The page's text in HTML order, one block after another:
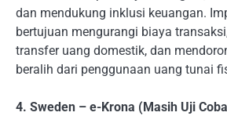
dan mendukung inklusi keuangan.
bertujuan mengurangi biaya
transfer uang domestik, dan
beralih dari penggunaan uang tunai
4. Sweden – e-Krona (Masih Uji